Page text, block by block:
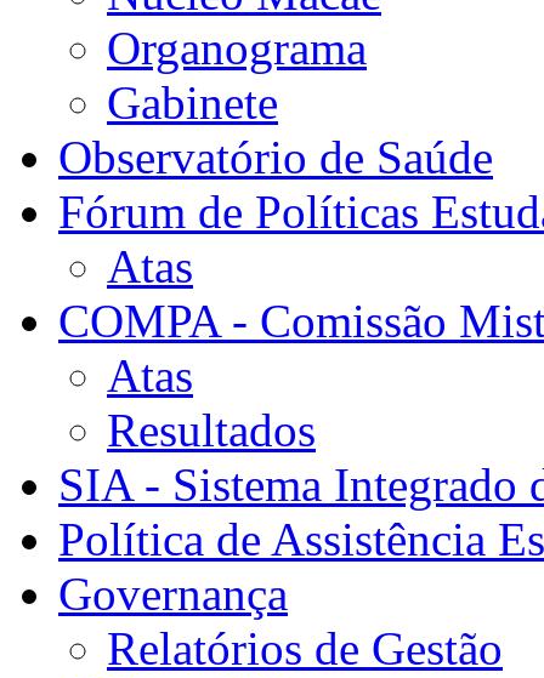
Organograma
Gabinete
Observatório de Saúde
Fórum de Políticas
Atas
COMPA - Comissão
Atas
Resultados
SIA - Sistema Integrado
Política de Assistência
Governança
Relatórios de Gestão